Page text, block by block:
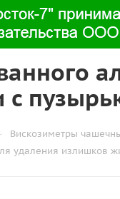
Вискозиметры
удаления излишков